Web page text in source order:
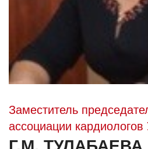
Заместитель
ассоциации кардиологов